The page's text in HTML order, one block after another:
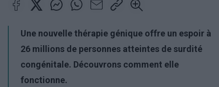
Une nouvelle thérapie génique offre un espoir à
26 millions de personnes atteintes de surdité
congénitale. Découvrons comment elle
fonctionne.